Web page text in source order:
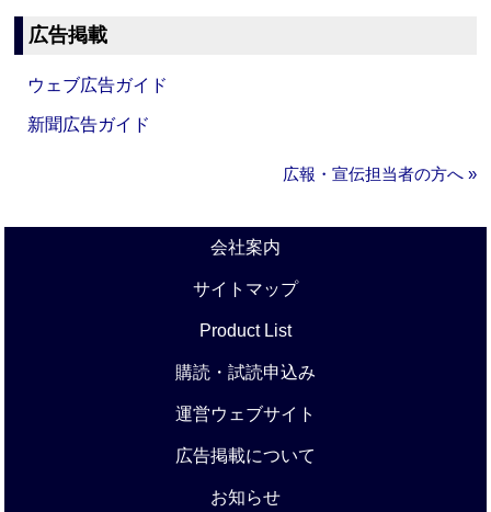
広告掲載
ウェブ広告ガイド
新聞広告ガイド
広報・宣伝担当者の方へ »
会社案内
サイトマップ
Product List
購読・試読申込み
運営ウェブサイト
広告掲載について
お知らせ